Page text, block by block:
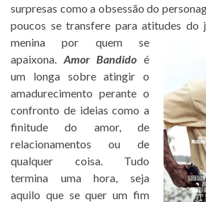
surpresas como a obsessão do
poucos se transfere para atitudes do
menina por quem se
apaixona. Amor Bandido é
um longa sobre atingir o
amadurecimento perante o
confronto de ideias como a
finitude do amor, de
relacionamentos ou de
qualquer coisa. Tudo
termina uma hora, seja
aquilo que se quer um fim